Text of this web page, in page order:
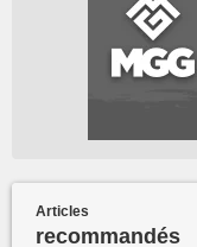
Articles
recommandés